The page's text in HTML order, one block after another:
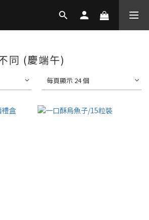
同 (慶端午)
每頁顯示 24 個